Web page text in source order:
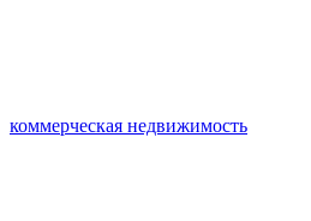
коммерческая недвижимость